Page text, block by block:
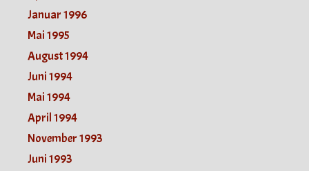
Januar 1996
Mai 1995
August 1994
Juni 1994
Mai 1994
April 1994
November 1993
Juni 1993